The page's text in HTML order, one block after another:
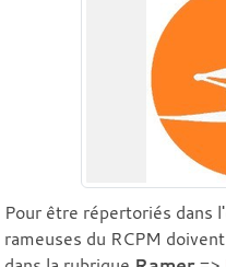
Pour être répertoriés dans
rameuses du RCPM